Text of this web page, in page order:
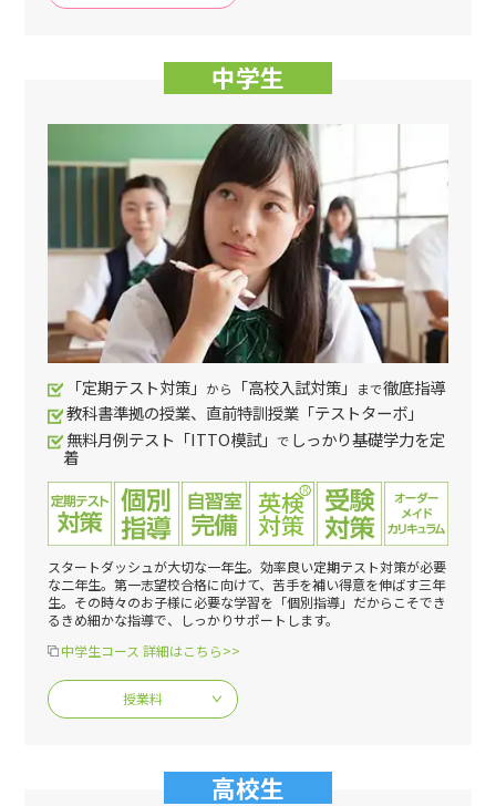
中学生
「定期テスト対策」 から 「高校入試対策」 まで徹底指導
教科書準拠の授業、直前特訓授業「テストターボ」
無料月例テスト「ITTO模試」 で しっかり基礎学力を定
着
スタートダッシュが大切な一年生。効率良い定期テスト対策が必要
な二年生。第一志望校合格に向けて、苦手を補い得意を伸ばす三年
生。その時々のお子様に必要な学習を「個別指導」だからこそでき
るきめ細かな指導で、しっかりサポートします。
中学生コース 詳細はこちら>>
授業料
高校生